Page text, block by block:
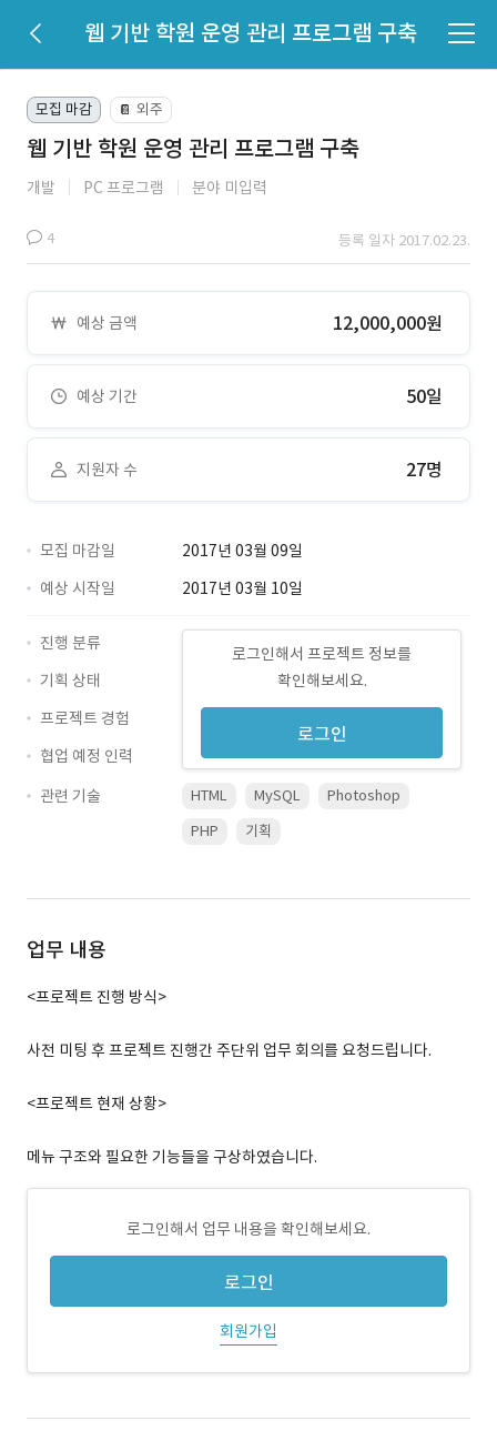
웹 기반 학원 운영 관리 프로그램 구축
모집 마감 📔 외주
웹 기반 학원 운영 관리 프로그램 구축
개발 PC 프로그램 분야 미입력
4 등록 일자 2017.02.23.
예상 금액 12,000,000원
예상 기간 50일
지원자 수 27명
모집 마감일
2017년 03월 09일
예상 시작일
2017년 03월 10일
로그인해서 프로젝트 정보를
확인해보세요.
로그인
진행 분류
기획 상태
프로젝트 경험
협업 예정 인력
관련 기술
HTML MySQL
Photoshop
PHP
기획
업무 내용
<프로젝트 진행 방식>
사전 미팅 후 프로젝트 진행간 주단위 업무 회의를 요청드립니다.
<프로젝트 현재 상황>
메뉴 구조와 필요한 기능들을 구상하였습니다.
로그인해서 업무 내용을 확인해보세요.
로그인
회원가입